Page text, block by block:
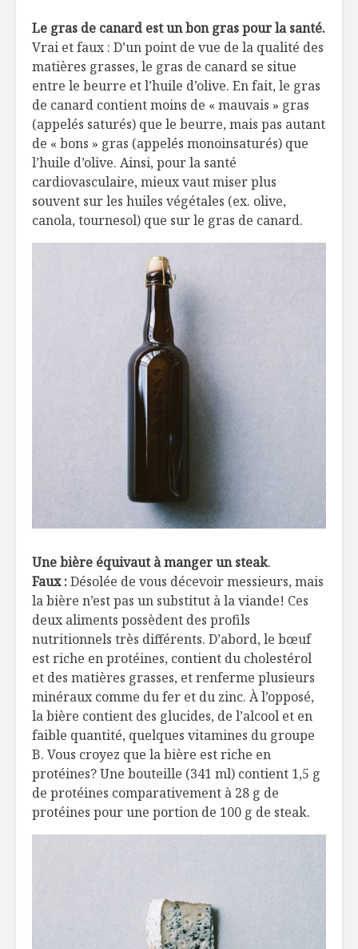
Le gras de canard est un bon gras pour la santé.
Vrai et faux : D’un point de vue de la qualité des
matières grasses, le gras de canard se situe
entre le beurre et l’huile d’olive. En fait, le gras
de canard contient moins de « mauvais » gras
(appelés saturés) que le beurre, mais pas autant
de « bons » gras (appelés monoinsaturés) que
l’huile d’olive. Ainsi, pour la santé
cardiovasculaire, mieux vaut miser plus
souvent sur les huiles végétales (ex. olive,
canola, tournesol) que sur le gras de canard.
Une bière équivaut à manger un steak.
Faux :Désolée de vous décevoir messieurs, mais
la bière n’est pas un substitut à la viande! Ces
deux aliments possèdent des profils
nutritionnels très différents. D’abord, le bœuf
est riche en protéines, contient du cholestérol
et des matières grasses, et renferme plusieurs
minéraux comme du fer et du zinc. À l’opposé,
la bière contient des glucides, de l’alcool et en
faible quantité, quelques vitamines du groupe
B. Vous croyez que la bière est riche en
protéines? Une bouteille (341 ml) contient 1,5 g
de protéines comparativement à 28 g de
protéines pour une portion de 100 g de steak.